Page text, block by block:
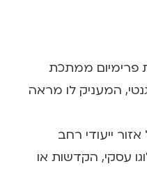
פרימיום ממתכת
המעניק לו מראה
ייעודי רחב
עסקי, הקדשות או